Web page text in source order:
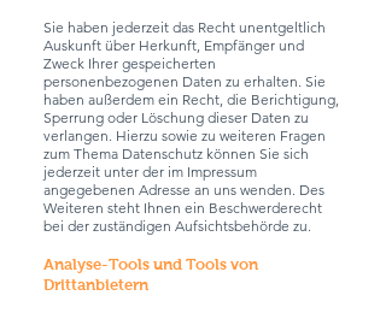
Sie haben jederzeit das Recht unentgeltlich
Auskunft über Herkunft, Empfänger und
Zweck Ihrer gespeicherten
personenbezogenen Daten zu erhalten. Sie
haben außerdem ein Recht, die Berichtigung,
Sperrung oder Löschung dieser Daten zu
verlangen. Hierzu sowie zu weiteren Fragen
zum Thema Datenschutz können Sie sich
jederzeit unter der im Impressum
angegebenen Adresse an uns wenden. Des
Weiteren steht Ihnen ein Beschwerderecht
bei der zuständigen Aufsichtsbehörde zu.
Analyse-Tools und Tools von
Drittanbietern